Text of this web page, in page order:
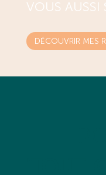
VOUS AUSSI
DÉCOUVRIR MES